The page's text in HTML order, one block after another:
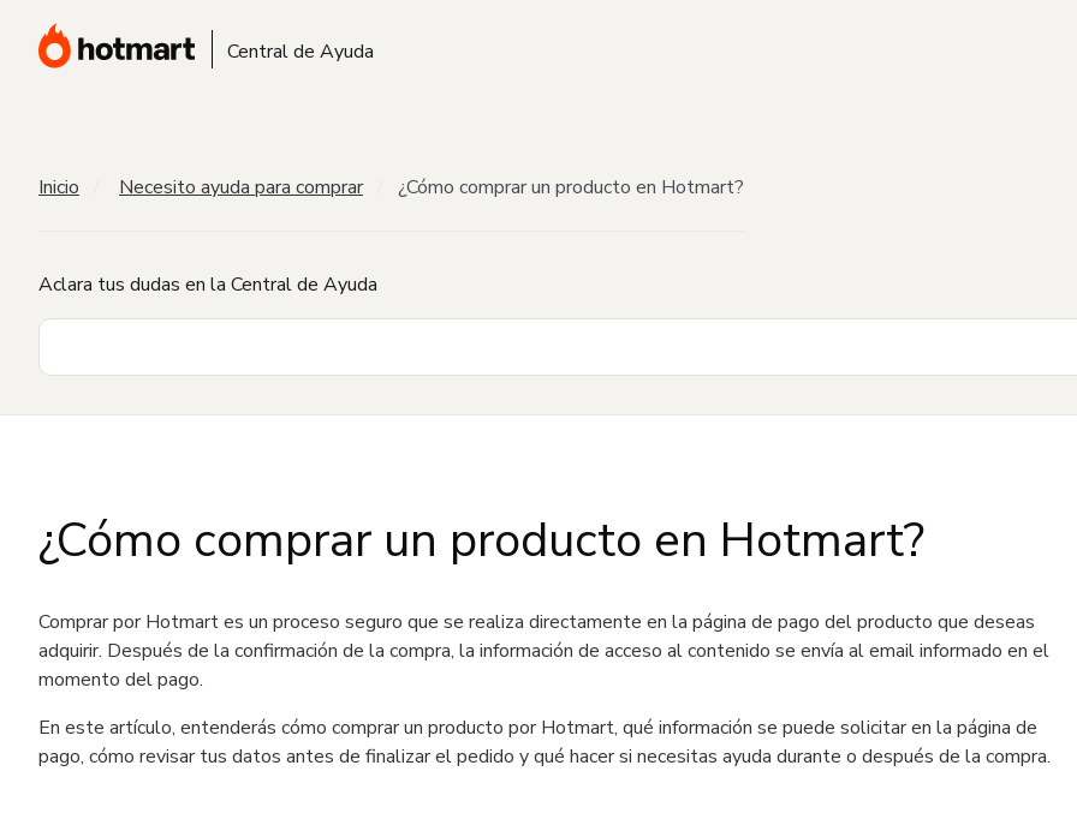
Central de Ayuda
Inicio Necesito ayuda para comprar ¿Cómo comprar un producto en Hotmart?
Aclara tus dudas en la Central de Ayuda
¿Cómo comprar un producto en Hotmart?
Comprar por Hotmart es un proceso seguro que se realiza directamente en la página de pago del producto que deseas
adquirir. Después de la confirmación de la compra, la información de acceso al contenido se envía al email informado en el
momento del pago.
En este artículo, entenderás cómo comprar un producto por Hotmart, qué información se puede solicitar en la página de
pago, cómo revisar tus datos antes de finalizar el pedido y qué hacer si necesitas ayuda durante o después de la compra.